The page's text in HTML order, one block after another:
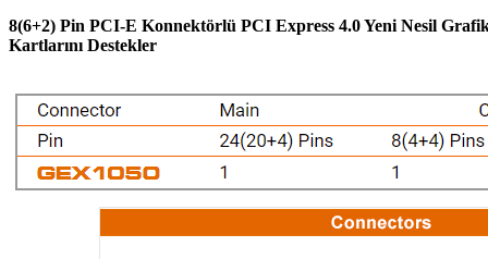
8(6+2) Pin PCI-E Konnektörlü PCI Express 4.0 Yeni Nesil
Kartlarını Destekler